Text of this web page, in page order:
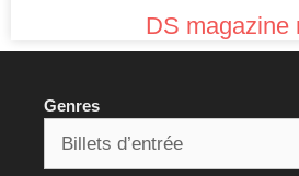
DS magazine
Genres